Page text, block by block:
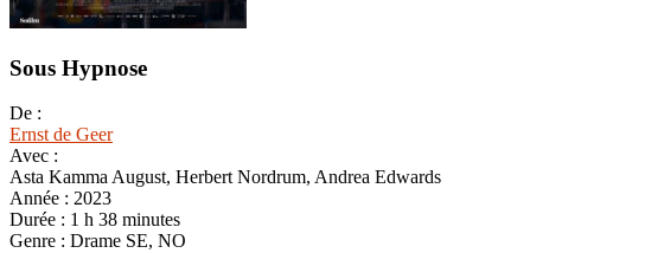
Sous Hypnose
De :
Ernst de Geer
Avec :
Asta Kamma August, Herbert Nordrum, Andrea Edwards
Année : 2023
Durée : 1 h 38 minutes
Genre : Drame SE, NO